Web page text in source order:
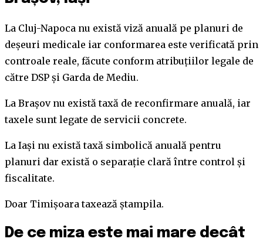
La Cluj-Napoca nu există viză anuală pe planuri de
deșeuri medicale iar conformarea este verificată prin
controale reale, făcute conform atribuțiilor legale de
către DSP și Garda de Mediu.
La Brașov nu există taxă de reconfirmare anuală, iar
taxele sunt legate de servicii concrete.
La Iași nu există taxă simbolică anuală pentru
planuri dar există o separație clară între control și
fiscalitate.
Doar Timișoara taxează ștampila.
De ce miza este mai mare decât